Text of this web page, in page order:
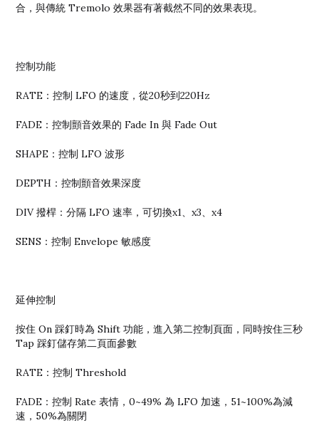
合，與傳統 Tremolo 效果器有著截然不同的效果表現。
控制功能
RATE：控制 LFO 的速度，從20秒到220Hz
FADE：控制顫音效果的 Fade In 與 Fade Out
SHAPE：控制 LFO 波形
DEPTH：控制顫音效果深度
DIV 撥桿：分隔 LFO 速率，可切換x1、x3、x4
SENS：控制 Envelope 敏感度
延伸控制
按住 On 踩釘時為 Shift 功能，進入第二控制頁面，同時按住三秒
Tap 踩釘儲存第二頁面參數
RATE：控制 Threshold
FADE：控制 Rate 表情，0~49% 為 LFO 加速，51~100%為減
速，50%為關閉